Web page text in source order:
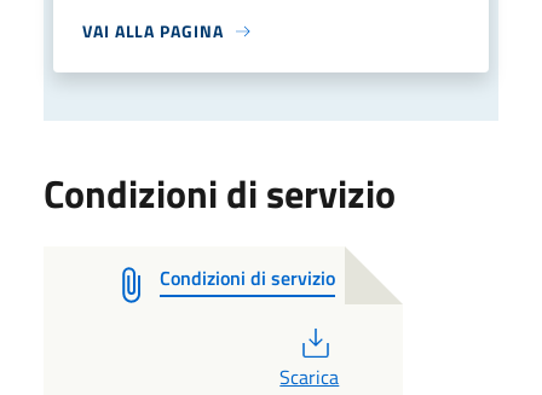
VAI ALLA PAGINA
Condizioni di servizio
Condizioni di servizio
Scarica